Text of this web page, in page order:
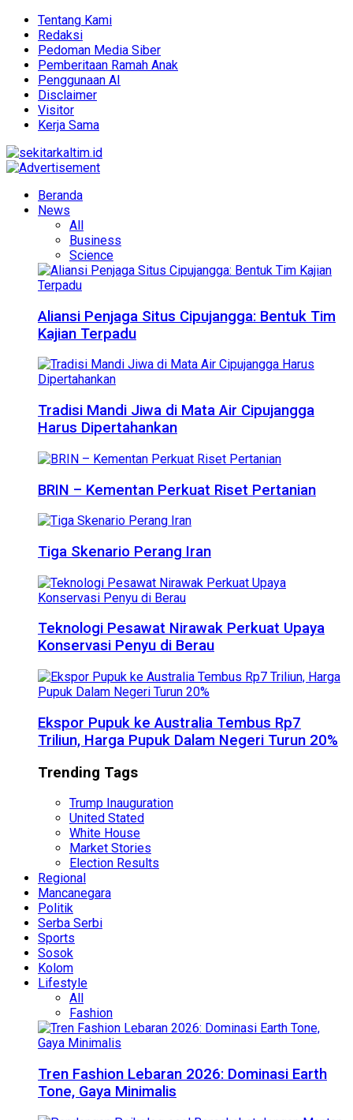
Tentang Kami
Redaksi
Pedoman Media Siber
Pemberitaan Ramah Anak
Penggunaan AI
Disclaimer
Visitor
Kerja Sama
Beranda
News
All
Business
Science
Aliansi Penjaga Situs Cipujangga: Bentuk Tim
Kajian Terpadu
Tradisi Mandi Jiwa di Mata Air Cipujangga
Harus Dipertahankan
BRIN – Kementan Perkuat Riset Pertanian
Tiga Skenario Perang Iran
Teknologi Pesawat Nirawak Perkuat Upaya
Konservasi Penyu di Berau
Ekspor Pupuk ke Australia Tembus Rp7
Triliun, Harga Pupuk Dalam Negeri Turun 20%
Trending Tags
Trump Inauguration
United Stated
White House
Market Stories
Election Results
Regional
Mancanegara
Politik
Serba Serbi
Sports
Sosok
Kolom
Lifestyle
All
Fashion
Tren Fashion Lebaran 2026: Dominasi Earth
Tone, Gaya Minimalis